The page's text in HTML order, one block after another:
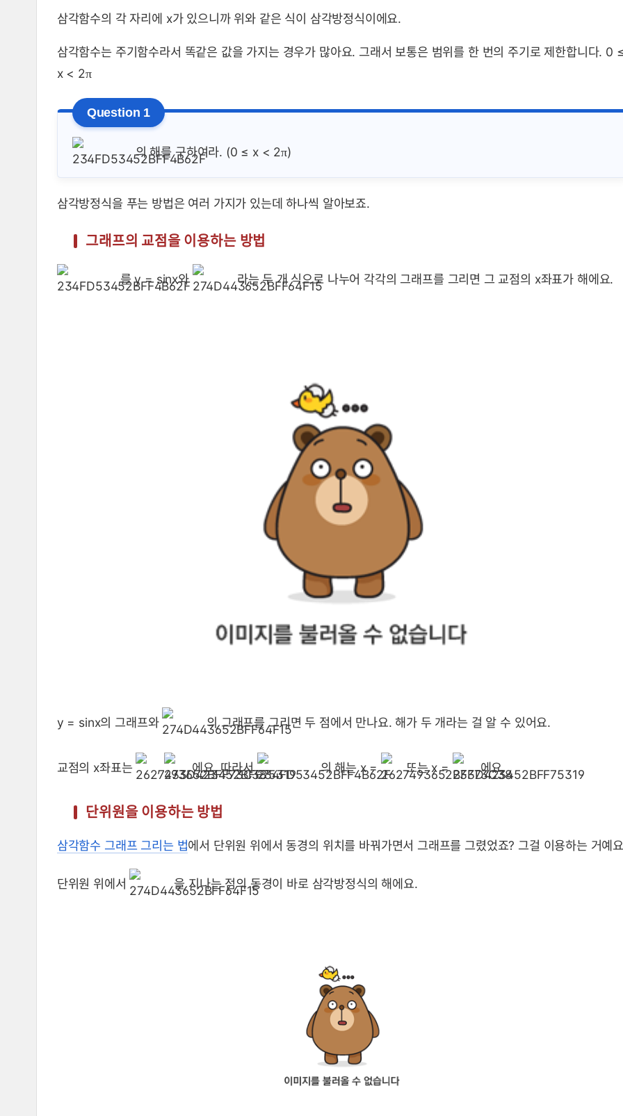
삼각함수의 각 자리에 x가 있으니까 위와 같은 식이 삼각방정식이에요.
삼각함수는 주기함수라서 똑같은 값을 가지는 경우가 많아요. 그래서 보통은 범위를 한 번의 주기로 제한합니다. 0
x < 2π
의 해를 구하여라. (0 ≤ x < 2π)
삼각방정식을 푸는 방법은 여러 가지가 있는데 하나씩 알아보죠.
그래프의 교점을 이용하는 방법
를 y = sinx와 라는 두 개 식으로 나누어 각각의 그래프를 그리면 그 교점의 x좌표가 해에요.
y = sinx의 그래프와 의 그래프를 그리면 두 점에서 만나요. 해가 두 개라는 걸 알 수 있어요.
교점의 x좌표는 , 에요. 따라서 의 해는 x = 또는 x = 에요.
단위원을 이용하는 방법
삼각함수 그래프 그리는 법에서 단위원 위에서 동경의 위치를 바꿔가면서 그래프를 그렸었죠? 그걸 이용하는 거예
단위원 위에서 을 지나는 점의 동경이 바로 삼각방정식의 해에요.